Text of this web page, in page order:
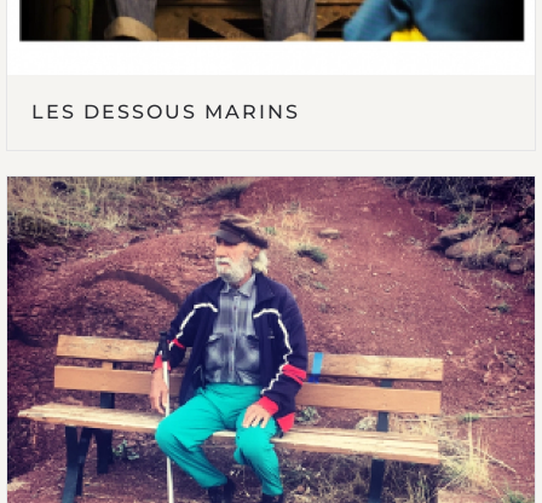
LES DESSOUS MARINS